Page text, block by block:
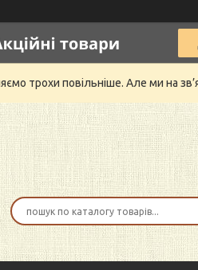
трохи повільніше. Але ми на